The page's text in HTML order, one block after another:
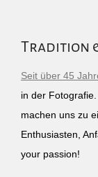
Tradition
Seit über 45
in der
machen uns zu
Enthusiasten,
your passion!